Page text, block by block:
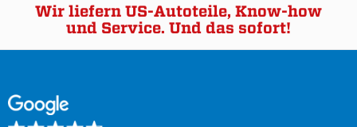
Wir liefern US-Autoteile, Know-how
und Service. Und das sofort!